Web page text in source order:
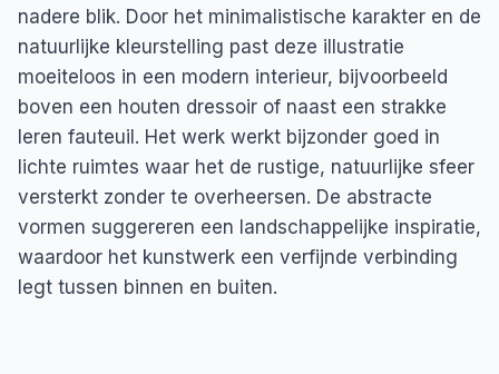
nadere blik. Door het minimalistische karakter en de
natuurlijke kleurstelling past deze illustratie
moeiteloos in een modern interieur, bijvoorbeeld
boven een houten dressoir of naast een strakke
leren fauteuil. Het werk werkt bijzonder goed in
lichte ruimtes waar het de rustige, natuurlijke sfeer
versterkt zonder te overheersen. De abstracte
vormen suggereren een landschappelijke inspiratie,
waardoor het kunstwerk een verfijnde verbinding
legt tussen binnen en buiten.